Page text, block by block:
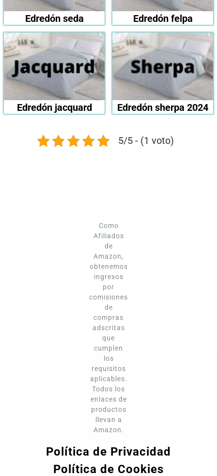
Edredón seda Edredón felpa
Edredón jacquard Edredón sherpa 2024
5/5 - (1 voto)
Como
Afiliados
de
Amazon,
obtenemos
ingresos
por
comisiones
de
compras
adscritas
que
cumplen
los
requisitos
aplicables.
Todos los
enlaces de
productos
llevan a
Amazon.
Política de Privacidad
Política de Cookies